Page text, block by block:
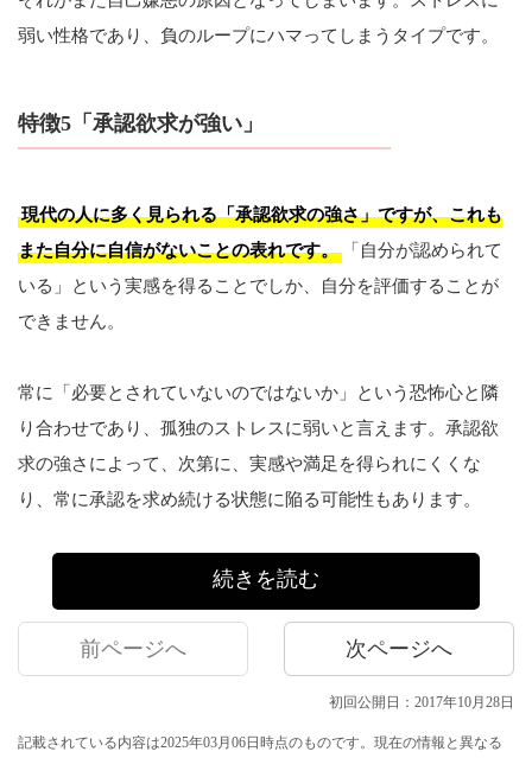
弱い性格であり、負のループにハマってしまうタイプです。
特徴5「承認欲求が強い」
現代の人に多く見られる「承認欲求の強さ」ですが、これも
また自分に自信がないことの表れです。
「自分が認められて
いる」という実感を得ることでしか、自分を評価することが
できません。
常に「必要とされていないのではないか」という恐怖心と隣
り合わせであり、孤独のストレスに弱いと言えます。承認欲
求の強さによって、次第に、実感や満足を得られにくくな
り、常に承認を求め続ける状態に陥る可能性もあります。
続きを読む
前ページへ 次ページへ
初回公開日：2017年10月28日
記載されている内容は2025年03月06日時点のものです。現在の情報と異なる